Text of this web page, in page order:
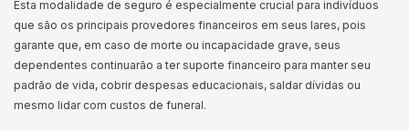
Esta modalidade de seguro é especialmente crucial para indivíduos
que são os principais provedores financeiros em seus lares, pois
garante que, em caso de morte ou incapacidade grave, seus
dependentes continuarão a ter suporte financeiro para manter seu
padrão de vida, cobrir despesas educacionais, saldar dívidas ou
mesmo lidar com custos de funeral.